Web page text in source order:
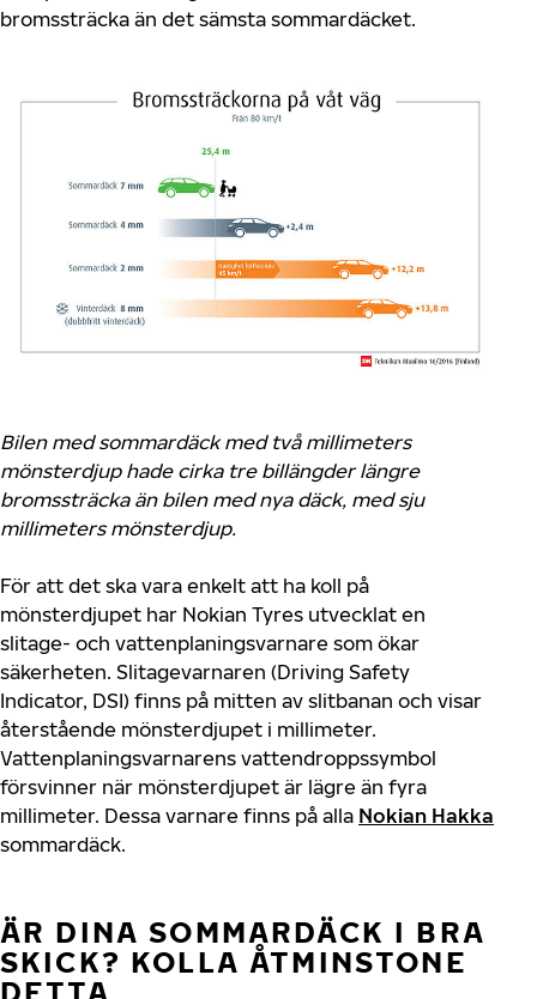
bromssträcka än det sämsta sommardäcket.
Bilen med sommardäck med två millimeters
mönsterdjup hade cirka tre billängder längre
bromssträcka än bilen med nya däck, med sju
millimeters mönsterdjup.
För att det ska vara enkelt att ha koll på
mönsterdjupet har Nokian Tyres utvecklat en
slitage- och vattenplaningsvarnare som ökar
säkerheten. Slitagevarnaren (Driving Safety
Indicator, DSI) finns på mitten av slitbanan och visar
återstående mönsterdjupet i millimeter.
Vattenplaningsvarnarens vattendroppssymbol
försvinner när mönsterdjupet är lägre än fyra
millimeter. Dessa varnare finns på alla Nokian Hakka
sommardäck.
ÄR DINA SOMMARDÄCK I BRA
SKICK? KOLLA ÅTMINSTONE
DETTA